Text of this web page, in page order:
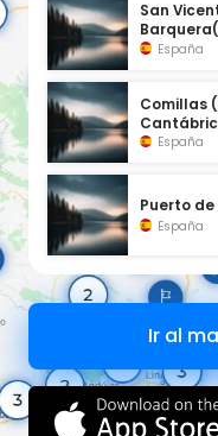
San
España
Comillas
España
Puerto
España
Ir al